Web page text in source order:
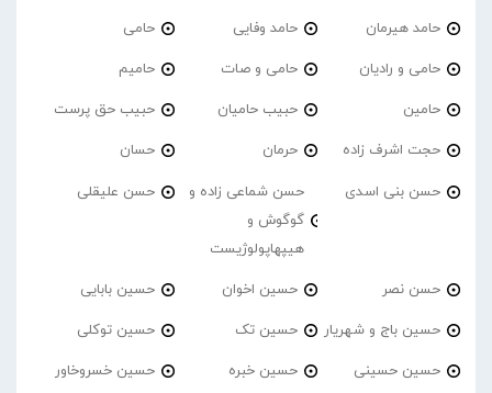
حامد هیرمان حامد وفایی حامی
حامی و رادیان حامی و صات حامیم
حامین حبیب حامیان حبیب حق پرست
حجت اشرف زاده حرمان حسان
حسن بنی اسدی
حسن شماعی زاده و
گوگوش و
هیپهاپولوژیست
حسن علیقلی
حسن نصر حسین اخوان حسین بابایی
حسین باج و شهریار حسین تک حسین توکلی
حسین حسینی حسین خبره حسین خسروخاور